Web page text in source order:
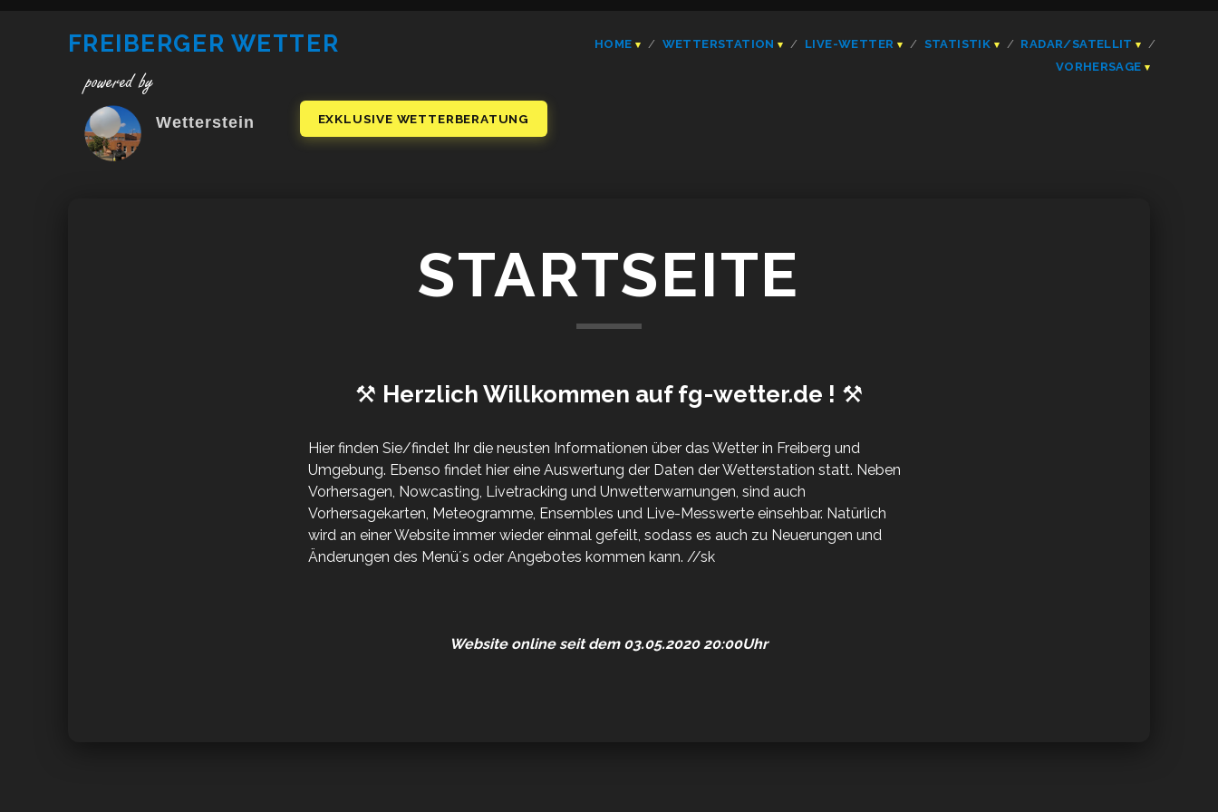
FREIBERGER WETTER
powered by
Wetterstein EXKLUSIVE WETTERBERATUNG
HOME WETTERSTATION LIVE-WETTER STATISTIK
RADAR/SATELLIT
VORHERSAGE
STARTSEITE
⚒ Herzlich Willkommen auf fg-wetter.de ! ⚒
Hier finden Sie/findet Ihr die neusten Informationen über das Wetter in Freiberg und
Umgebung. Ebenso findet hier eine Auswertung der Daten der Wetterstation statt. Neben
Vorhersagen, Nowcasting, Livetracking und Unwetterwarnungen, sind auch
Vorhersagekarten, Meteogramme, Ensembles und Live-Messwerte einsehbar. Natürlich
wird an einer Website immer wieder einmal gefeilt, sodass es auch zu Neuerungen und
Änderungen des Menü´s oder Angebotes kommen kann. //sk
Website online seit dem 03.05.2020 20:00Uhr